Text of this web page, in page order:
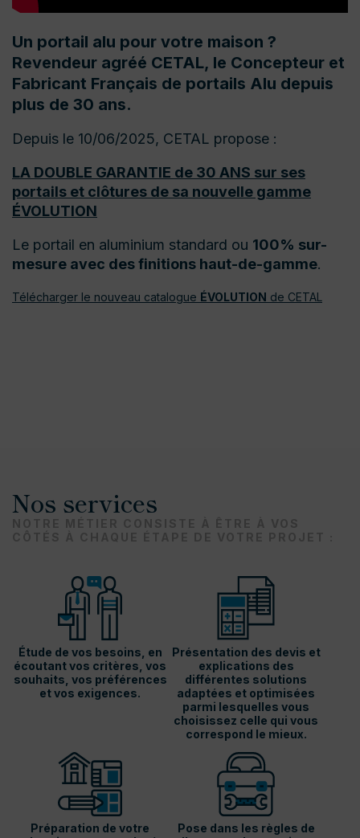
Un portail alu pour votre maison ?
Revendeur agréé CETAL, le Concepteur et
Fabricant Français de portails Alu depuis
plus de 30 ans.
Depuis le 10/06/2025, CETAL propose :
LA DOUBLE GARANTIE de 30 ANS sur ses
portails et clôtures de sa nouvelle gamme
ÉVOLUTION
Le portail en aluminium standard ou 100% sur-
mesure avec des finitions haut-de-gamme.
Télécharger le nouveau catalogue ÉVOLUTION de CETAL
Nos services
Étude de vos besoins, en
écoutant vos critères, vos
souhaits, vos préférences
et vos exigences.
Présentation des devis et
explications des
différentes solutions
adaptées et optimisées
parmi lesquelles vous
choisissez celle qui vous
correspond le mieux.
Préparation de votre
Pose dans les règles de